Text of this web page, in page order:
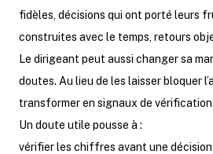
fidèles, décisions qui ont porté leurs
construites avec le temps, retours
Le dirigeant peut aussi changer sa
doutes. Au lieu de les laisser bloquer
transformer en signaux de vérification.
Un doute utile pousse à :
vérifier les chiffres avant une